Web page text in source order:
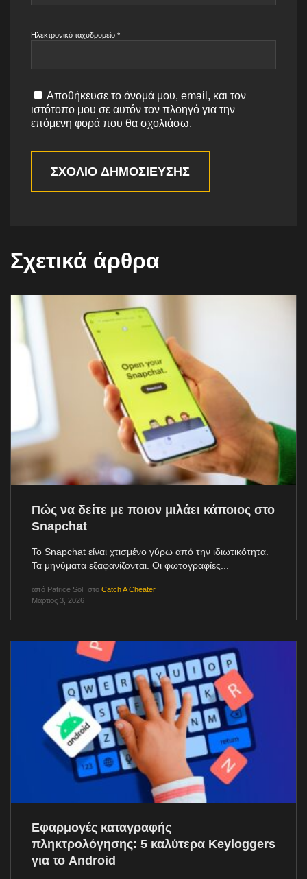
Ηλεκτρονικό ταχυδρομείο *
Αποθήκευσε το όνομά μου, email, και τον
ιστότοπο μου σε αυτόν τον πλοηγό για την
επόμενη φορά που θα σχολιάσω.
ΣΧΌΛΙΟ ΔΗΜΟΣΊΕΥΣΗΣ
Σχετικά άρθρα
Πώς να δείτε με ποιον μιλάει κάποιος στο
Snapchat
Το Snapchat είναι χτισμένο γύρω από την ιδιωτικότητα.
Τα μηνύματα εξαφανίζονται. Οι φωτογραφίες...
από Patrice Sol στο Catch A Cheater
Μάρτιος 3, 2026
Εφαρμογές καταγραφής
πληκτρολόγησης: 5 καλύτερα Keyloggers
για το Android